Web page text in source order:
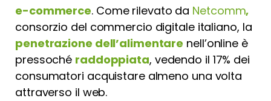
e-commerce. Come rilevato da Netcomm,
consorzio del commercio digitale italiano, la
penetrazione dell’alimentare nell’online è
pressoché raddoppiata, vedendo il 17% dei
consumatori acquistare almeno una volta
attraverso il web.